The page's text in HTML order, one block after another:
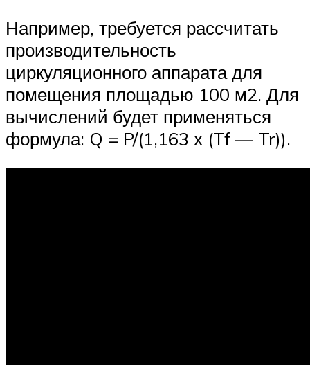
Например, требуется рассчитать
производительность
циркуляционного аппарата для
помещения площадью 100 м2. Для
вычислений будет применяться
формула: Q = P/(1,163 х (Tf — Tr)).